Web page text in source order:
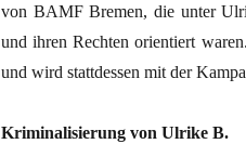
von BAMF Bremen, die unter
und ihren Rechten orientiert
und wird stattdessen mit der
Kriminalisierung von Ulrike B.